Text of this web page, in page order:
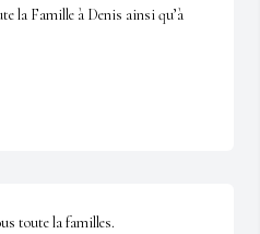
la Famille à Denis ainsi qu’à
toute la familles.